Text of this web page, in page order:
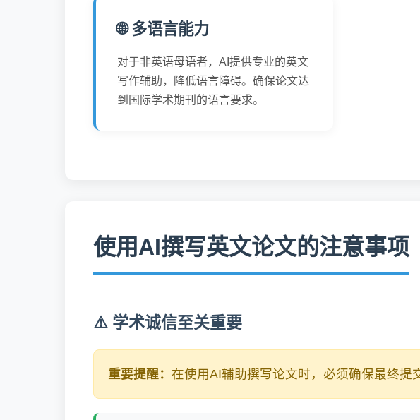
🌐 多语言能力
对于非英语母语者，AI提供专业的英文
写作辅助，降低语言障碍。确保论文达
到国际学术期刊的语言要求。
使用AI撰写英文论文的注意事项
⚠️ 学术诚信至关重要
重要提醒： 在使用AI辅助撰写论文时，必须确保最终提